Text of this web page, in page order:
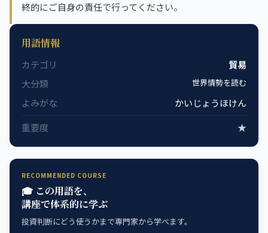
終的にご自身の責任で行ってください。
用語情報
カテゴリ
貿易
大分類
世界情勢を読む
よみがな
かいじょうほけん
重要度
★
RECOMMENDED COURSE
🎓 この用語を、
講座で体系的に学ぶ
投資判断にどう使うかまで専門家から学べます。